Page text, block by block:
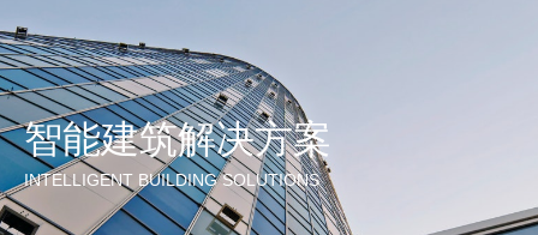
智能建筑解决方案
INTELLIGENT BUILDING SOLUTIONS